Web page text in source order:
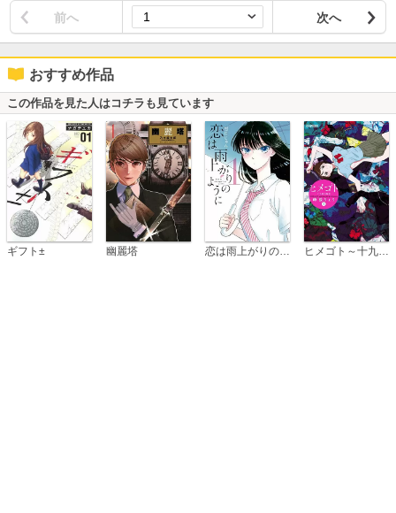
前へ 次へ
おすすめ作品
この作品を見た人はコチラも見ています
ギフト± 幽麗塔 恋は雨上がりのように ヒメゴト～十九歳の制服～